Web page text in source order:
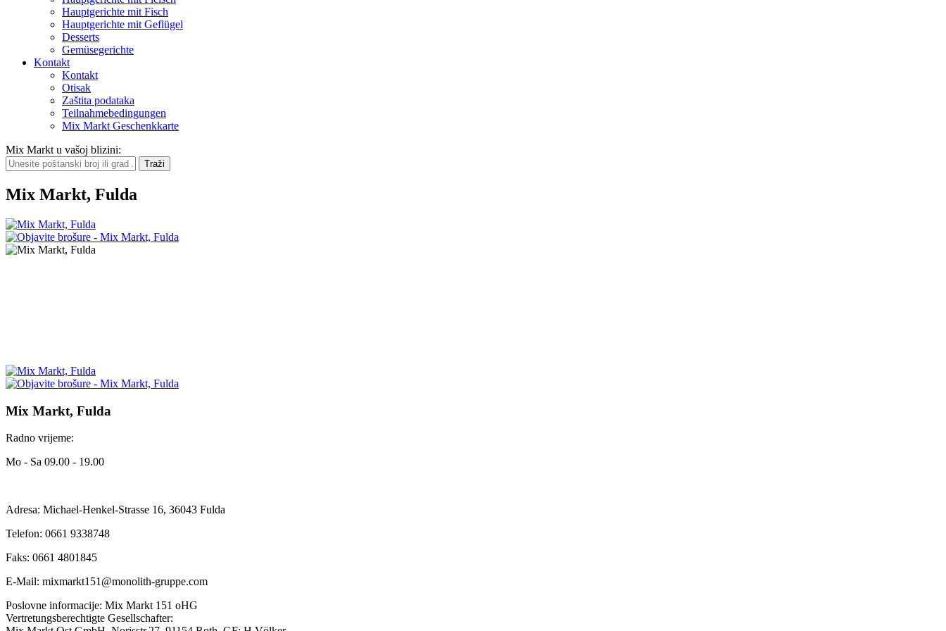
Hauptgerichte mit Fisch
Hauptgerichte mit Geflügel
Desserts
Gemüsegerichte
Kontakt
Kontakt
Otisak
Zaštita podataka
Teilnahmebedingungen
Mix Markt Geschenkkarte
Mix Markt u vašoj blizini:
Mix Markt, Fulda
Mix Markt, Fulda
Radno vrijeme:
Mo - Sa 09.00 - 19.00
Adresa: Michael-Henkel-Strasse 16, 36043 Fulda
Telefon: 0661 9338748
Faks: 0661 4801845
E-Mail: mixmarkt151@monolith-gruppe.com
Poslovne informacije: Mix Markt 151 oHG
Vertretungsberechtigte Gesellschafter: